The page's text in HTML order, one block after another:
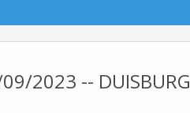
2023 -- DUISBURG